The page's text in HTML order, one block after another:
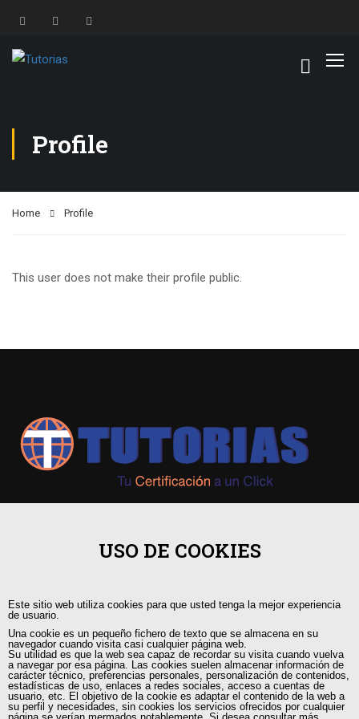
Profile
Home Profile
This user does not make their profile public.
capacitacion@tutorias.ec
USO DE COOKIES
Este sitio web utiliza cookies para que usted tenga la mejor experiencia
de usuario.
Una cookie es un pequeño fichero de texto que se almacena en su
navegador cuando visita casi cualquier página web.
Su utilidad es que la web sea capaz de recordar su visita cuando vuelva
a navegar por esa página. Las cookies suelen almacenar información de
carácter técnico, preferencias personales, personalización de contenidos,
estadísticas de uso, enlaces a redes sociales, acceso a cuentas de
usuario, etc. El objetivo de la cookie es adaptar el contenido de la web a
su perfil y necesidades, sin cookies los servicios ofrecidos por cualquier